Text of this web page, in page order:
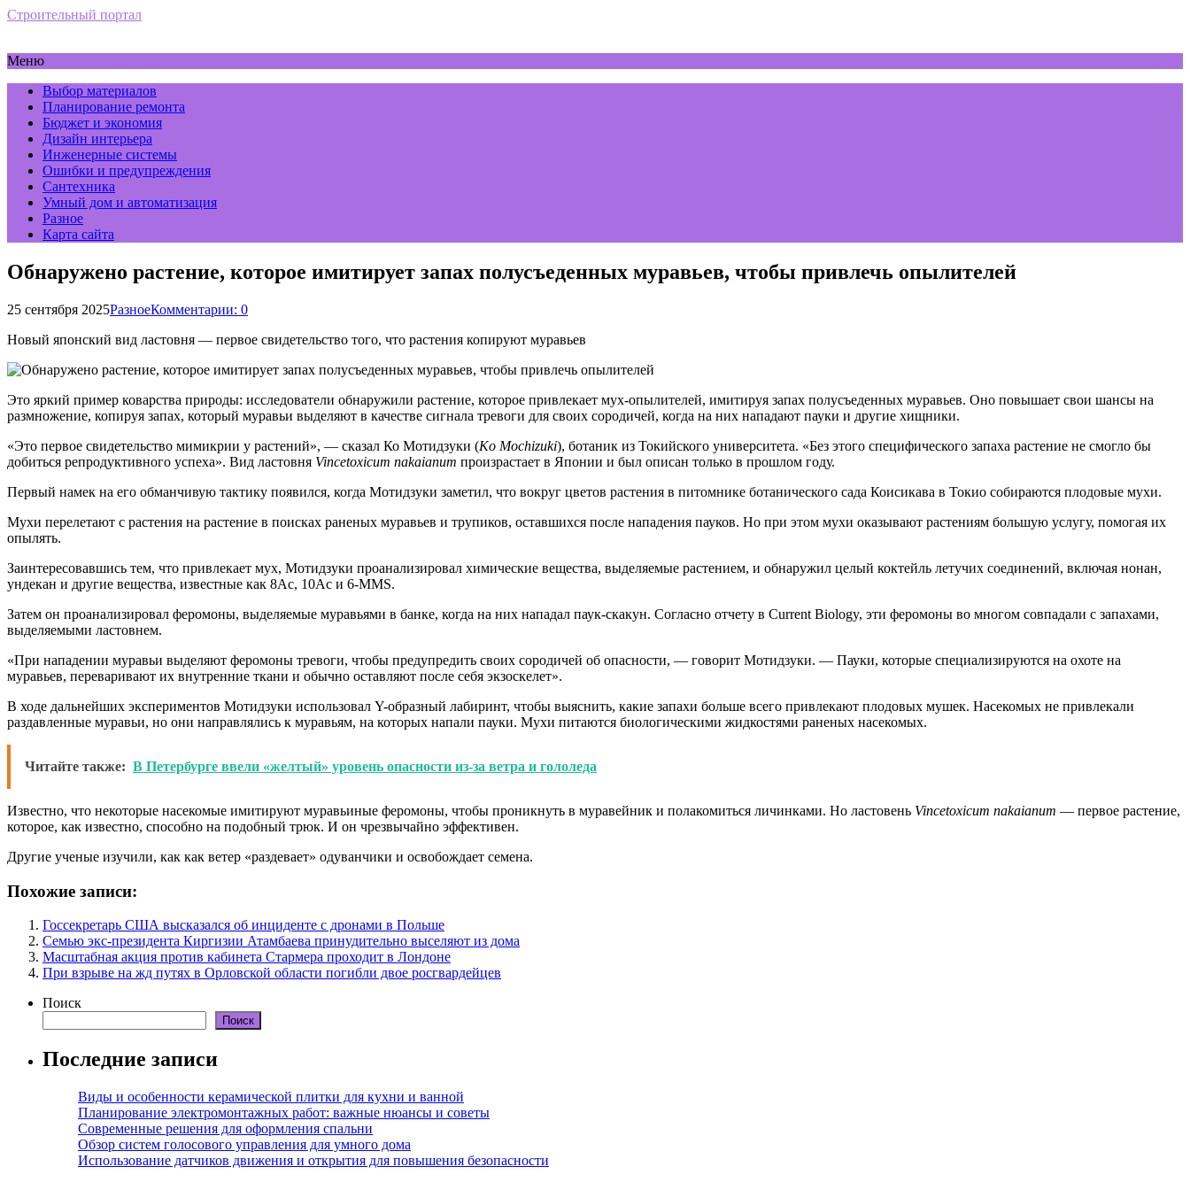
Строительный портал
Меню
Выбор материалов
Планирование ремонта
Бюджет и экономия
Дизайн интерьера
Инженерные системы
Ошибки и предупреждения
Сантехника
Умный дом и автоматизация
Разное
Карта сайта
Обнаружено растение, которое имитирует запах полусъеденных муравьев, чтобы привлечь опылителей
25 сентября 2025РазноеКомментарии: 0
Новый японский вид ластовня — первое свидетельство того, что растения копируют муравьев
Это яркий пример коварства природы: исследователи обнаружили растение, которое привлекает мух-опылителей, имитируя запах полусъеденных муравьев. Оно повышает свои шансы на
размножение, копируя запах, который муравьи выделяют в качестве сигнала тревоги для своих сородичей, когда на них нападают пауки и другие хищники.
«Это первое свидетельство мимикрии у растений», — сказал Ко Мотидзуки (Ko Mochizuki), ботаник из Токийского университета. «Без этого специфического запаха растение не смогло бы
добиться репродуктивного успеха». Вид ластовня Vincetoxicum nakaianum произрастает в Японии и был описан только в прошлом году.
Первый намек на его обманчивую тактику появился, когда Мотидзуки заметил, что вокруг цветов растения в питомнике ботанического сада Коисикава в Токио собираются плодовые мухи.
Мухи перелетают с растения на растение в поисках раненых муравьев и трупиков, оставшихся после нападения пауков. Но при этом мухи оказывают растениям большую услугу, помогая их
опылять.
Заинтересовавшись тем, что привлекает мух, Мотидзуки проанализировал химические вещества, выделяемые растением, и обнаружил целый коктейль летучих соединений, включая нонан,
ундекан и другие вещества, известные как 8Ac, 10Ac и 6-MMS.
Затем он проанализировал феромоны, выделяемые муравьями в банке, когда на них нападал паук-скакун. Согласно отчету в Current Biology, эти феромоны во многом совпадали с запахами,
выделяемыми ластовнем.
«При нападении муравьи выделяют феромоны тревоги, чтобы предупредить своих сородичей об опасности, — говорит Мотидзуки. — Пауки, которые специализируются на охоте на
муравьев, переваривают их внутренние ткани и обычно оставляют после себя экзоскелет».
В ходе дальнейших экспериментов Мотидзуки использовал Y-образный лабиринт, чтобы выяснить, какие запахи больше всего привлекают плодовых мушек. Насекомых не привлекали
раздавленные муравьи, но они направлялись к муравьям, на которых напали пауки. Мухи питаются биологическими жидкостями раненых насекомых.
Читайте также: В Петербурге ввели «желтый» уровень опасности из-за ветра и гололеда
Известно, что некоторые насекомые имитируют муравьиные феромоны, чтобы проникнуть в муравейник и полакомиться личинками. Но ластовень Vincetoxicum nakaianum — первое растение,
которое, как известно, способно на подобный трюк. И он чрезвычайно эффективен.
Другие ученые изучили, как как ветер «раздевает» одуванчики и освобождает семена.
Похожие записи:
Госсекретарь США высказался об инциденте с дронами в Польше
Семью экс-президента Киргизии Атамбаева принудительно выселяют из дома
Масштабная акция против кабинета Стармера проходит в Лондоне
При взрыве на жд путях в Орловской области погибли двое росгвардейцев
Поиск
Поиск
Последние записи
Виды и особенности керамической плитки для кухни и ванной
Планирование электромонтажных работ: важные нюансы и советы
Современные решения для оформления спальни
Обзор систем голосового управления для умного дома
Использование датчиков движения и открытия для повышения безопасности